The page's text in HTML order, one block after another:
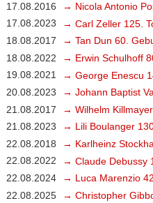
17.08.2016
→ Nicola Antonio
17.08.2023
→ Carl Zeller 125.
18.08.2017
→ Tan Dun 60.
18.08.2022
→ Erwin Schulhoff
19.08.2021
→ George Enescu
20.08.2023
→ Johann Baptist
21.08.2017
→ Wilhelm
21.08.2023
→ Lili Boulanger
22.08.2018
→ Karlheinz
22.08.2022
→ Claude Debussy
22.08.2024
→ Luca Marenzio
22.08.2025
→ Christopher